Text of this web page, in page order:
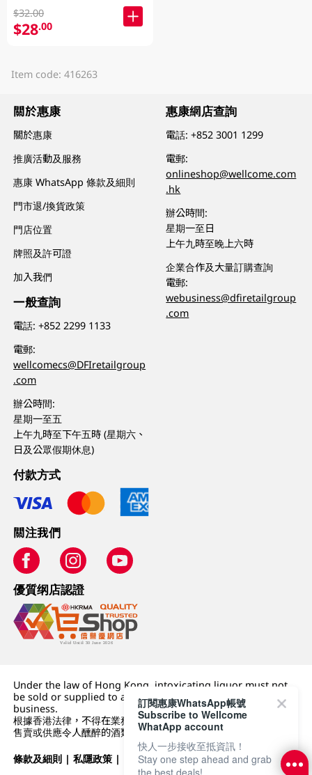
$32.00
$28.00
Item code: 416263
關於惠康
關於惠康
推廣活動及服務
惠康 WhatsApp 條款及細則
門市退/換貨政策
門店位置
牌照及許可證
加入我們
一般查詢
電話:+852 2299 1133
電郵:
wellcomecs@DFIretailgroup
.com
辦公時間:
星期一至五
上午九時至下午五時 (星期六、
日及公眾假期休息)
惠康網店查詢
電話:+852 3001 1299
電郵:
onlineshop@wellcome.com
.hk
辦公時間:
星期一至日
上午九時至晚上六時
企業合作及大量訂購查詢
電郵:
webusiness@dfiretailgroup
.com
付款方式
關注我們
優質纲店認證
Under the law of Hong Kong, intoxicating liquor must not
be sold or supplied to a minor (under 18) in the course of
business.
根據香港法律，不得在業務過程中，向未成年人 (18 歲以下人士)
售賣或供應令人醺醉的酒類。
條款及細則 |私隱政策 | DFI零售集團
訂閱惠康WhatsApp帳號
Subscribe to Wellcome
WhatApp account
快人一步接收至抵資訊！
Stay one step ahead and grab
the best deals!